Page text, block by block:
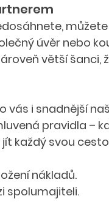
úvěr nebo
větší šanci,
vás i snadnější
pravidla –
každý svou
nákladů.
spolumajiteli.